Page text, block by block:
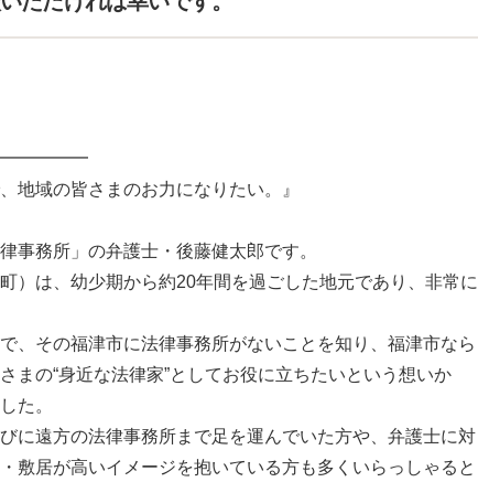
地域の皆さまのお力になりたい。』
事務所」の弁護士・後藤健太郎です。
）は、幼少期から約20年間を過ごした地元であり、非常に
、その福津市に法律事務所がないことを知り、福津市なら
まの“身近な法律家”としてお役に立ちたいという想いか
た。
に遠方の法律事務所まで足を運んでいた方や、弁護士に対
敷居が高いイメージを抱いている方も多くいらっしゃると